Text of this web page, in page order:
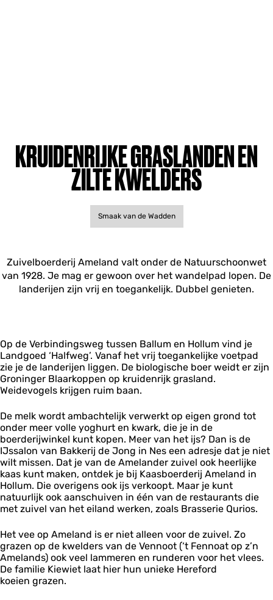
KRUIDENRIJKE GRASLANDEN EN
ZILTE KWELDERS
Smaak van de Wadden
Zuivelboerderij Ameland valt onder de Natuurschoonwet
van 1928. Je mag er gewoon over het wandelpad lopen. De
landerijen zijn vrij en toegankelijk. Dubbel genieten.
Op de Verbindingsweg tussen Ballum en Hollum vind je
Landgoed ‘Halfweg’. Vanaf het vrij toegankelijke voetpad
zie je de landerijen liggen. De biologische boer weidt er zijn
Groninger Blaarkoppen op kruidenrijk grasland.
Weidevogels krijgen ruim baan.
De melk wordt ambachtelijk verwerkt op eigen grond tot
onder meer volle yoghurt en kwark, die je in de
boerderijwinkel kunt kopen. Meer van het ijs? Dan is de
IJssalon van Bakkerij de Jong in Nes een adresje dat je niet
wilt missen. Dat je van de Amelander zuivel ook heerlijke
kaas kunt maken, ontdek je bij Kaasboerderij Ameland in
Hollum. Die overigens ook ijs verkoopt. Maar je kunt
natuurlijk ook aanschuiven in één van de restaurants die
met zuivel van het eiland werken, zoals Brasserie Qurios.
Het vee op Ameland is er niet alleen voor de zuivel. Zo
grazen op de kwelders van de Vennoot (‘t Fennoat op z’n
Amelands) ook veel lammeren en runderen voor het vlees.
De familie Kiewiet laat hier hun unieke Hereford
koeien grazen.